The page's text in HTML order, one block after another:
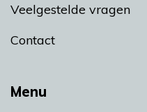
Menu
Veelgestelde vragen
Contact